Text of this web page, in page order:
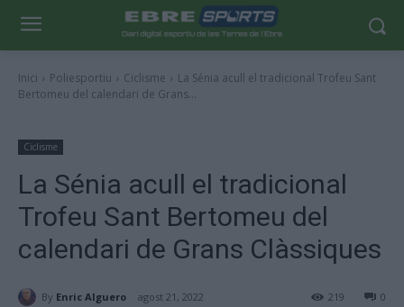
Inici Poliesportiu Ciclisme
La Sénia acull el tradicional Trofeu Sant
Bertomeu del calendari de Grans...
Ciclisme
La Sénia acull el tradicional
Trofeu Sant Bertomeu del
calendari de Grans Clàssiques
By Enric Alguero agost 21, 2022 0
219